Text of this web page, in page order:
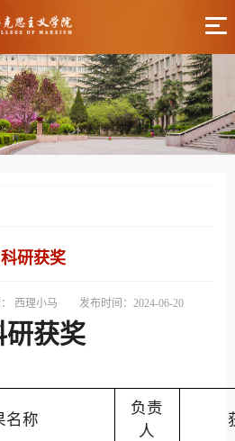
科研获奖
西理小马 发布时间：2024-06-20
研获奖
名称
负责
人